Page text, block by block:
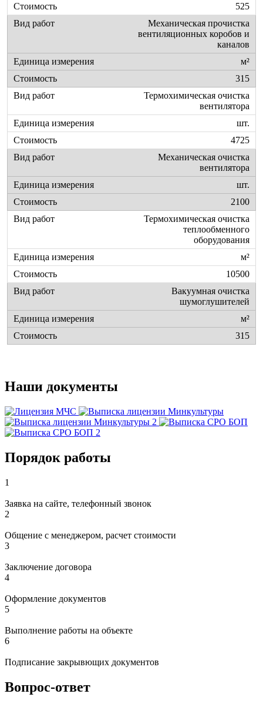
525
Механическая прочистка
вентиляционных коробов и
каналов
м²
315
Термохимическая очистка
вентилятора
шт.
4725
Механическая очистка
вентилятора
шт.
2100
Термохимическая очистка
теплообменного
оборудования
м²
10500
Вакуумная очистка
шумоглушителей
м²
315
Наши документы
Порядок работы
1
Заявка на сайте, телефонный звонок
2
Общение с менеджером, расчет стоимости
3
Заключение договора
4
Оформление документов
5
Выполнение работы на объекте
6
Подписание закрывющих документов
Вопрос-ответ